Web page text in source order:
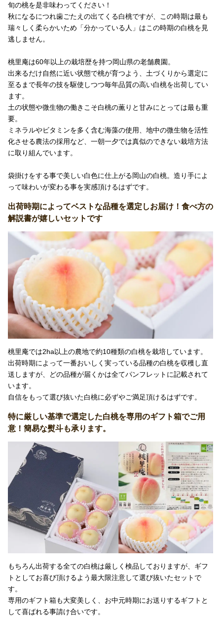
旬の桃を是非味わってください！
秋になるにつれ歯ごたえの出てくる白桃ですが、この時期は最も
瑞々しく柔らかいため「分かっている人」はこの時期の白桃を見
逃しません。
桃里庵は60年以上の栽培歴を持つ岡山県の老舗農園。
出来るだけ自然に近い状態で桃が育つよう、土づくりから選定に
至るまで長年の技を駆使しつつ毎年品質の高い白桃を出荷してい
ます。
土の状態や微生物の働きこそ白桃の薫りと甘みにとっては最も重
要。
ミネラルやビタミンを多く含む海藻の使用、地中の微生物を活性
化させる農法の採用など、一朝一夕では真似のできない栽培方法
に取り組んでいます。
袋掛けをする事で美しい白色に仕上がる岡山の白桃。造り手によ
って味わいが変わる事を実感頂けるはずです。
出荷時期によってベストな品種を選定しお届け！食べ方の
解説書が嬉しいセットです
桃里庵では2ha以上の農地で約10種類の白桃を栽培しています。
出荷時期によって一番おいしく実っている品種の白桃を収穫し直
送しますが、どの品種が届くかは全てパンフレットに記載されて
います。
自信をもって選び抜いた白桃に必ずやご満足頂けるはずです。
特に厳しい基準で選定した白桃を専用のギフト箱でご用
意！簡易な熨斗も承ります。
もちろん出荷する全ての白桃は厳しく検品しておりますが、ギフ
トとしてお喜び頂けるよう最大限注意して選び抜いたセットで
す。
専用のギフト箱も大変美しく、お中元時期にお送りするギフトと
して喜ばれる事請け合いです。